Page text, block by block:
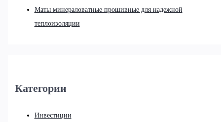
Маты минераловатные прошивные для надежной
теплоизоляции
Категории
Инвестиции